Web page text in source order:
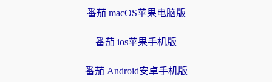
番茄 macOS苹果电脑版
番茄 ios苹果手机版
番茄 Android安卓手机版